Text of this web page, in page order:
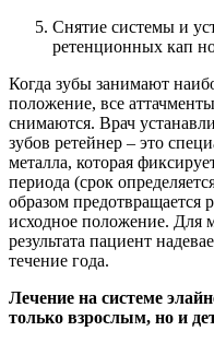
Снятие системы и
ретенционных кап
Когда зубы занимают
положение, все
снимаются. Врач
зубов ретейнер – это
металла, которая
периода (срок
образом
исходное положение. Для
результата пациент
течение года.
Лечение на системе
только взрослым, но и